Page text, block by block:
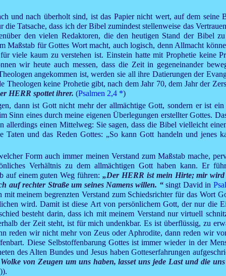
und nach überholt sind, ist das Papier nicht wert, auf dem
Tatsache, dass ich der Bibel zumindest stellenweise das
den vielen Redaktoren, die den heutigen Stand der Bibel
Maßstab für Gottes Wort macht, auch logisch, denn Allmacht
viele kaum zu verstehen ist. Einstein hatte mit Prophetie keine
wir heute auch messen, dass die Zeit in gegeneinander
angekommen ist, werden sie all ihre Datierungen der
Theologen keine Prohetie gibt, nach dem Jahr 70, dem Jahr der
HERR spottet ihrer. (Psalmen 2,4 *)
dann ist Gott nicht mehr der allmächtige Gott, sondern er ist
eines durch meine eigenen Überlegungen erstellter Gottes.
einen Mittelweg: Sie sagen, dass die Bibel vielleicht
und das Reden Gottes: „So kann Gott handeln und jenes
Form auch immer meinen Verstand zum Maßstab mache,
Verhältnis zu dem allmächtigen Gott haben kann. Er
auf einem guten Weg führen:„Der HERR ist mein Hirte; mir
auf rechter Straße um seines Namens willen. “singt David in
meinem begrenzten Verstand zum Schiedsrichter für das Wort
wird. Damit ist diese Art von persönlichem Gott, der nur die
besteht darin, dass ich mit meinem Verstand nur virtuell
der Zeit steht, ist für mich undenkbar. Es ist überflüssig, zu
reden wir nicht mehr von Zeus oder Aphrodite, dann reden wir
Diese Selbstoffenbarung Gottes ist immer wieder in der
des Alten Bundes und Jesushaben Gotteserfahrungen
von Zeugen um uns haben, lasset uns jede Last und die
)).